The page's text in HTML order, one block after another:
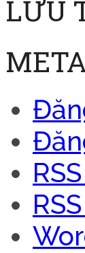
LƯU